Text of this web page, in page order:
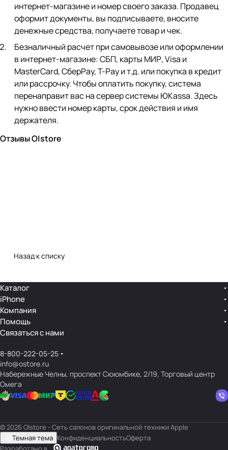
интернет-магазине и номер своего заказа. Продавец
оформит документы, вы подписываете, вносите
денежные средства, получаете товар и чек.
Безналичный расчет при самовывозе или оформлении
в интернет-магазине: СБП, карты МИР, Visa и
MasterCard, СберPay, Т-Pay и т.д. или покупка в кредит
или рассрочку. Чтобы оплатить покупку, система
перенаправит вас на сервер системы ЮKassa. Здесь
нужно ввести номер карты, срок действия и имя
держателя.
Отзывы O|store
Назад к списку
Каталог
iPhone
Компания
Помощь
Связаться с нами
8-800-222-05-25
info@ostore.ru
Набережные Челны, проспект Сююмбике, 2/19, Торговый центр
Омега
© 2026 O|store - Сеть салонов оригинальной техники Apple
Темная тема КонфиденциальностьОферта